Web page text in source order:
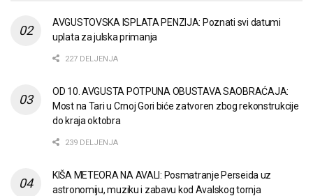
AVGUSTOVSKA ISPLATA PENZIJA: Poznati svi datumi
uplata za julska primanja
227 DELJENJA
OD 10. AVGUSTA POTPUNA OBUSTAVA SAOBRAĆAJA:
Most na Tari u Crnoj Gori biće zatvoren zbog rekonstrukcije
do kraja oktobra
239 DELJENJA
KIŠA METEORA NA AVALI: Posmatranje Perseida uz
astronomiju, muziku i zabavu kod Avalskog tornja